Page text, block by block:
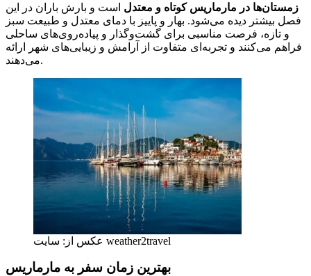
زمستان‌ها در مارماریس کوتاه و معتدل است و بارش باران در این
فصل بیشتر دیده می‌شود. بهار و پاییز با دمای معتدل و طبیعت سبز
و تازه، فرصت مناسبی برای گشت‌وگذار و پیاده‌روی‌های ساحلی
فراهم می‌کنند و تجربه‌ای متفاوت از آرامش و زیبایی‌های شهر ارائه
می‌دهند.
عکس از: سایت weather2travel
بهترین زمان سفر به مارماریس